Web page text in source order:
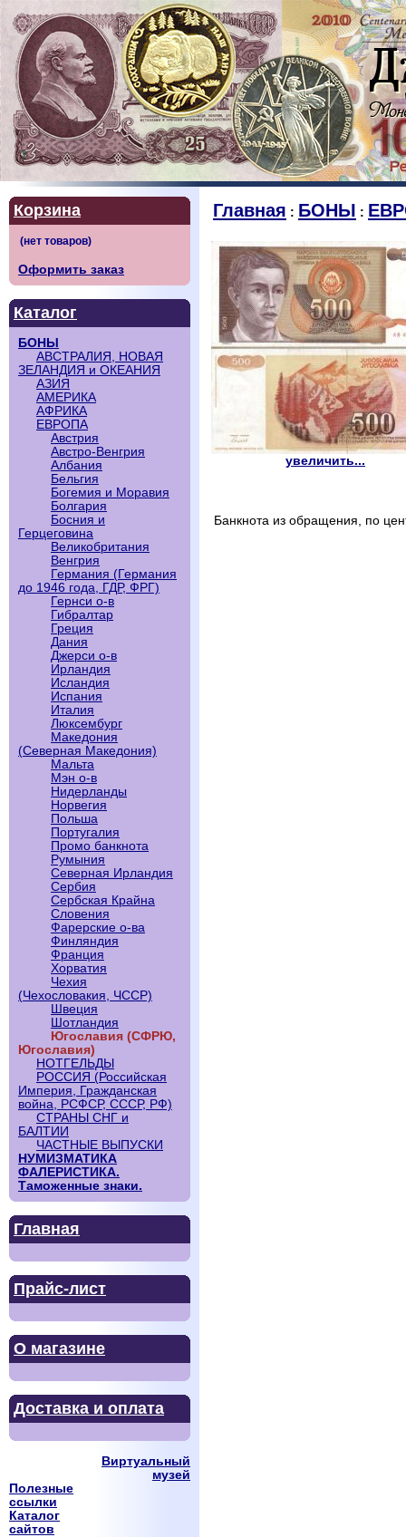
Корзина
Оформить заказ
Каталог
БОНЫ
АВСТРАЛИЯ, НОВАЯ
ЗЕЛАНДИЯ и ОКЕАНИЯ
АЗИЯ
АМЕРИКА
АФРИКА
ЕВРОПА
Австрия
Австро-Венгрия
Албания
Бельгия
Богемия и Моравия
Болгария
Босния и
Герцеговина
Великобритания
Венгрия
Германия (Германия
до 1946 года, ГДР, ФРГ)
Гернси о-в
Гибралтар
Греция
Дания
Джерси о-в
Ирландия
Исландия
Испания
Италия
Люксембург
Македония
(Северная Македония)
Мальта
Мэн о-в
Нидерланды
Норвегия
Польша
Португалия
Промо банкнота
Румыния
Северная Ирландия
Сербия
Сербская Крайна
Словения
Фарерские о-ва
Финляндия
Франция
Хорватия
Чехия
(Чехословакия, ЧССР)
Швеция
Шотландия
Югославия (СФРЮ,
Югославия)
НОТГЕЛЬДЫ
РОССИЯ (Российская
Империя, Гражданская
война, РСФСР, СССР, РФ)
СТРАНЫ СНГ и
БАЛТИИ
ЧАСТНЫЕ ВЫПУСКИ
НУМИЗМАТИКА
ФАЛЕРИСТИКА.
Таможенные знаки.
Главная
Прайс-лист
О магазине
Доставка и оплата
Виртуальный
музей
Полезные
ссылки
Каталог
сайтов
Главная : БОНЫ :
увеличить...
Банкнота из обращения, по